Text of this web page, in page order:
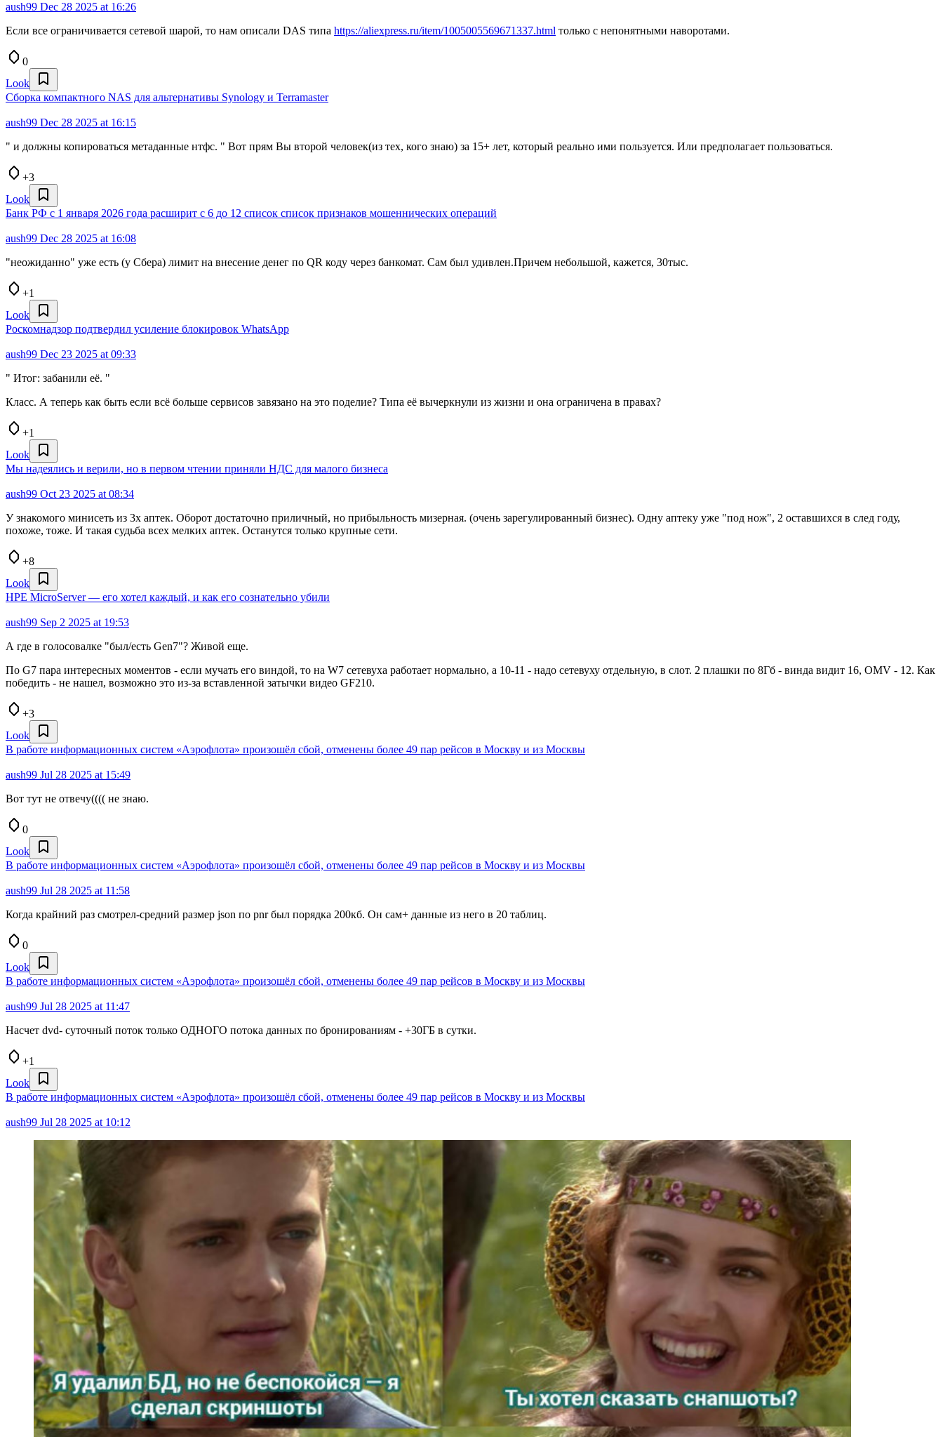
aush99 Dec 28 2025 at 16:26
Если все ограничивается сетевой шарой, то нам описали DAS типа https://aliexpress.ru/item/1005005569671337.html только с непонятными наворотами.
0
Look
Сборка компактного NAS для альтернативы Synology и Terramaster
aush99 Dec 28 2025 at 16:15
" и должны копироваться метаданные нтфс. " Вот прям Вы второй человек(из тех, кого знаю) за 15+ лет, который реально ими пользуется. Или предполагает пользоваться.
+3
Look
Банк РФ с 1 января 2026 года расширит с 6 до 12 список список признаков мошеннических операций
aush99 Dec 28 2025 at 16:08
"неожиданно" уже есть (у Сбера) лимит на внесение денег по QR коду через банкомат. Сам был удивлен.Причем небольшой, кажется, 30тыс.
+1
Look
Роскомнадзор подтвердил усиление блокировок WhatsApp
aush99 Dec 23 2025 at 09:33
" Итог: забанили её. "
Класс. А теперь как быть если всё больше сервисов завязано на это поделие? Типа её вычеркнули из жизни и она ограничена в правах?
+1
Look
Мы надеялись и верили, но в первом чтении приняли НДС для малого бизнеса
aush99 Oct 23 2025 at 08:34
У знакомого минисеть из 3х аптек. Оборот достаточно приличный, но прибыльность мизерная. (очень зарегулированный бизнес). Одну аптеку уже "под нож", 2 оставшихся в след году,
похоже, тоже. И такая судьба всех мелких аптек. Останутся только крупные сети.
+8
Look
HPE MicroServer — его хотел каждый, и как его сознательно убили
aush99 Sep 2 2025 at 19:53
А где в голосовалке "был/есть Gen7"? Живой еще.
По G7 пара интересных моментов - если мучать его виндой, то на W7 сетевуха работает нормально, а 10-11 - надо сетевуху отдельную, в слот. 2 плашки по 8Гб - винда видит 16, OMV - 12. Как
победить - не нашел, возможно это из-за вставленной затычки видео GF210.
+3
Look
В работе информационных систем «Аэрофлота» произошёл сбой, отменены более 49 пар рейсов в Москву и из Москвы
aush99 Jul 28 2025 at 15:49
Вот тут не отвечу(((( не знаю.
0
Look
В работе информационных систем «Аэрофлота» произошёл сбой, отменены более 49 пар рейсов в Москву и из Москвы
aush99 Jul 28 2025 at 11:58
Когда крайний раз смотрел-средний размер json по pnr был порядка 200кб. Он сам+ данные из него в 20 таблиц.
0
Look
В работе информационных систем «Аэрофлота» произошёл сбой, отменены более 49 пар рейсов в Москву и из Москвы
aush99 Jul 28 2025 at 11:47
Насчет dvd- суточный поток только ОДНОГО потока данных по бронированиям - +30ГБ в сутки.
+1
Look
В работе информационных систем «Аэрофлота» произошёл сбой, отменены более 49 пар рейсов в Москву и из Москвы
aush99 Jul 28 2025 at 10:12